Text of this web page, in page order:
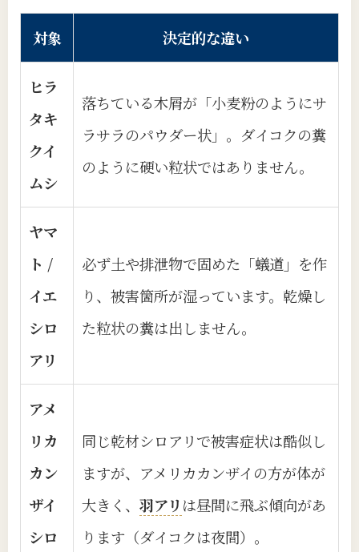
対象 決定的な違い
ヒラ
タキ
クイ
ムシ
落ちている木屑が「小麦粉のようにサ
ラサラのパウダー状」。ダイコクの糞
のように硬い粒状ではありません。
ヤマ
ト /
イエ
シロ
アリ
必ず土や排泄物で固めた「蟻道」を作
り、被害箇所が湿っています。乾燥し
た粒状の糞は出しません。
アメ
リカ
カン
ザイ
シロ
同じ乾材シロアリで被害症状は酷似し
ますが、アメリカカンザイの方が体が
大きく、 羽アリは昼間に飛ぶ傾向があ
ります（ダイコクは夜間）。